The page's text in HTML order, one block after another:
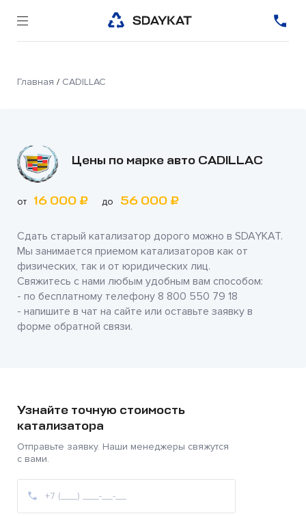
Главная / CADILLAC
Цены по марке авто CADILLAC
от 16 000 ₽ до 56 000 ₽
Сдать старый катализатор дорого можно в SDAYKAT.
Мы занимается приемом катализаторов как от
физических, так и от юридических лиц.
Свяжитесь с нами любым удобным вам способом:
- по бесплатному телефону 8 800 550 79 18
- напишите в чат на сайте или оставьте заявку в
форме обратной связи.
Узнайте точную стоимость
катализатора
Отправьте заявку. Наши менеджеры свяжутся
с вами.